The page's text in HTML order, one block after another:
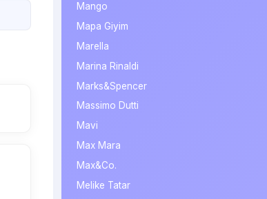
Mango
Mapa Giyim
Marella
Marina Rinaldi
Marks&Spencer
Massimo Dutti
Mavi
Max Mara
Max&Co.
Melike Tatar